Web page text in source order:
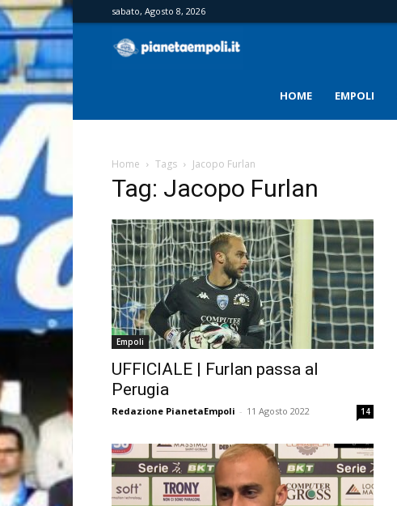
sabato, Agosto 8, 2026
HOME EMPOLI
Home Tags Jacopo Furlan
Tag: Jacopo Furlan
Empoli
UFFICIALE | Furlan passa al
Perugia
Redazione PianetaEmpoli - 11 Agosto 2022 14